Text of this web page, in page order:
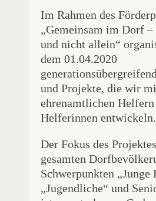
Im Rahmen des
„Gemeinsam im Dorf
und nicht allein“
dem 01.04.2020
und Projekte, die wir
ehrenamtlichen Helfern
Helferinnen entwickeln.
Der Fokus des
gesamten
Schwerpunkten „Junge
„Jugendliche“ und